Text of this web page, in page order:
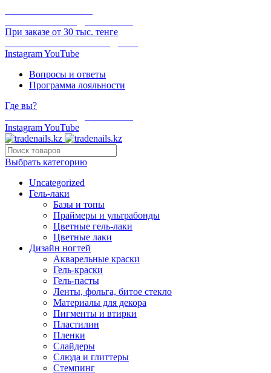
При заказе от 30 тыс. тенге
InstagramYouTube
Вопросы и ответы
Программа лояльности
Где вы?
InstagramYouTube
Выбрать категорию
Uncategorized
Гель-лаки
Базы и топы
Праймеры и ультрабонды
Цветные гель-лаки
Цветные лаки
Дизайн ногтей
Акварельные краски
Гель-краски
Гель-пасты
Ленты, фольга, битое стекло
Материалы для декора
Пигменты и втирки
Пластилин
Пленки
Слайдеры
Слюда и глиттеры
Стемпинг